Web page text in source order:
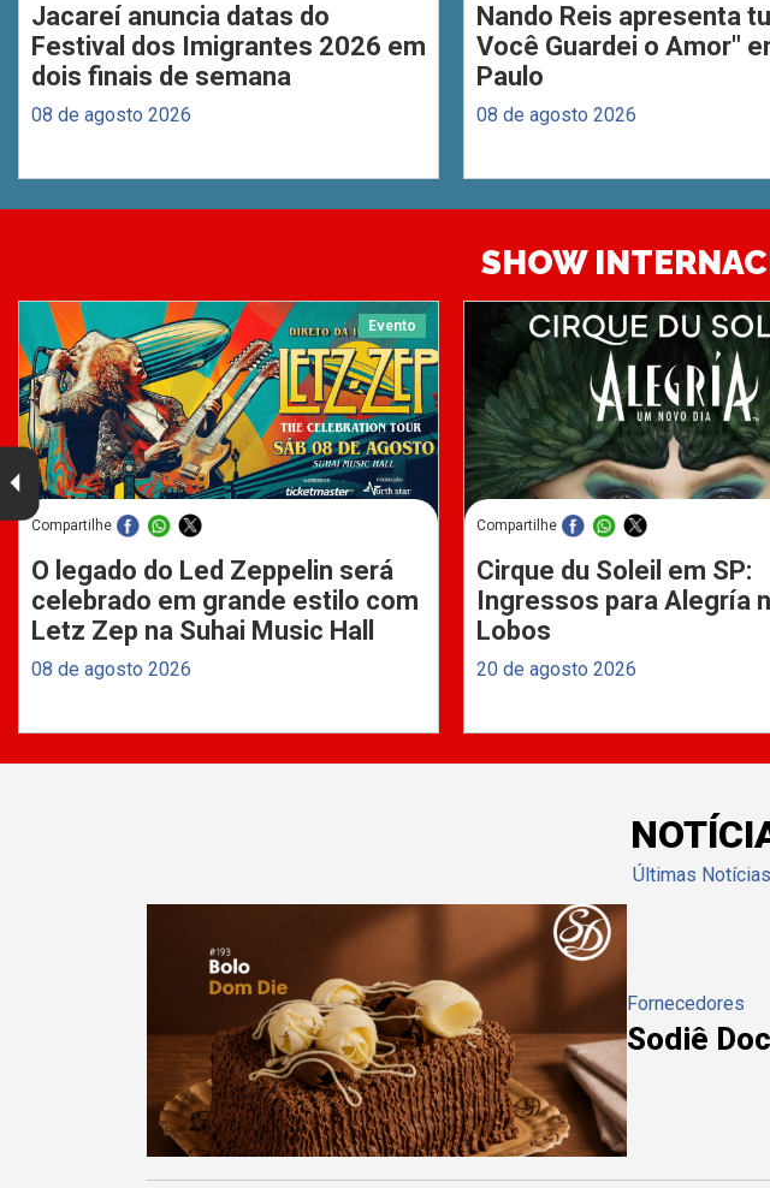
Jacareí anuncia datas do
Festival dos Imigrantes 2026 em
dois finais de semana
08 de agosto 2026
Nando Reis apresenta
Você Guardei o Amor"
Paulo
08 de agosto 2026
SHOW
Evento
Compartilhe
O legado do Led Zeppelin será
celebrado em grande estilo com
Letz Zep na Suhai Music Hall
08 de agosto 2026
Compartilhe
Cirque du Soleil em SP:
Ingressos para Alegría
Lobos
20 de agosto 2026
Últimas
Fornecedores
Sodiê